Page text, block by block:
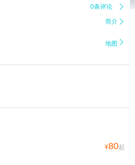
0条评论 
简介 
地图 
¥80起